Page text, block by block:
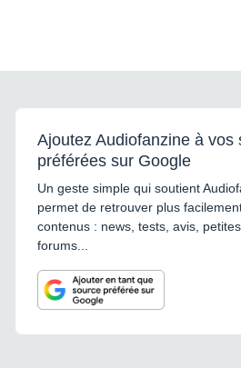
Ajoutez Audiofanzine à vos
préférées sur Google
Un geste simple qui soutient
permet de retrouver plus
contenus : news, tests, avis,
forums...